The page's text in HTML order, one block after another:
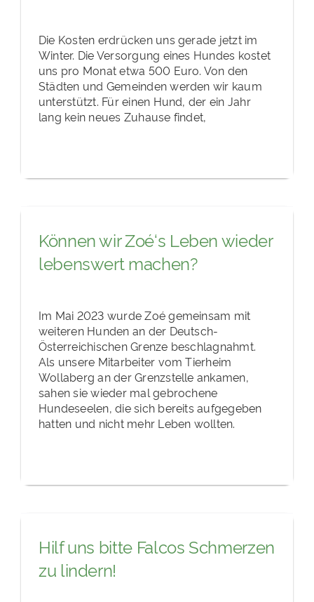
Die Kosten erdrücken uns gerade jetzt im
Winter. Die Versorgung eines Hundes kostet
uns pro Monat etwa 500 Euro. Von den
Städten und Gemeinden werden wir kaum
unterstützt. Für einen Hund, der ein Jahr
lang kein neues Zuhause findet,
Können wir Zoé‘s Leben wieder
lebenswert machen?
Im Mai 2023 wurde Zoé gemeinsam mit
weiteren Hunden an der Deutsch-
Österreichischen Grenze beschlagnahmt.
Als unsere Mitarbeiter vom Tierheim
Wollaberg an der Grenzstelle ankamen,
sahen sie wieder mal gebrochene
Hundeseelen, die sich bereits aufgegeben
hatten und nicht mehr Leben wollten.
Hilf uns bitte Falcos Schmerzen
zu lindern!